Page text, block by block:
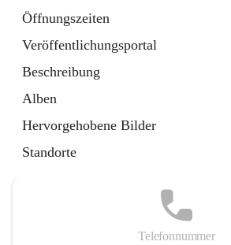
Öffnungszeiten
Veröffentlichungsportal
Beschreibung
Alben
Hervorgehobene Bilder
Standorte
Telefonnummer